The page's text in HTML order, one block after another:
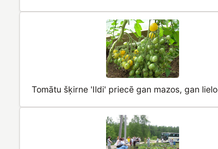
Tomātu šķirne 'Ildi' priecē gan mazos, gan